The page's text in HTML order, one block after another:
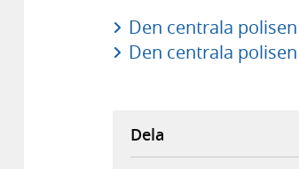
Den centrala
Den centrala
Dela